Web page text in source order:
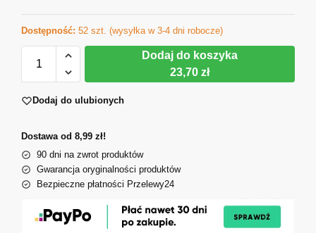
Dostępność: 52 szt. (wysyłka w 3-4 dni robocze)
Dodaj do koszyka
23,70 zł
Dodaj do ulubionych
Dostawa od 8,99 zł!
90 dni na zwrot produktów
Gwarancja oryginalności produktów
Bezpieczne płatności Przelewy24